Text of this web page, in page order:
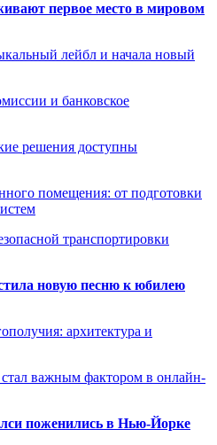
первое место в мировом
лейбл и начала новый
и банковское
решения доступны
помещения: от подготовки
транспортировки
новую песню к юбилею
архитектура и
важным фактором в онлайн-
поженились в Нью-Йорке